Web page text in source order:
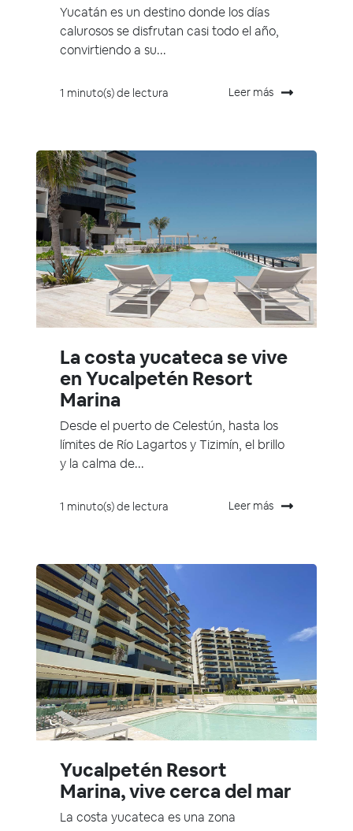
Yucatán es un destino donde los días
calurosos se disfrutan casi todo el año,
convirtiendo a su...
1 minuto(s) de lectura Leer más
La costa yucateca se vive
en Yucalpetén Resort
Marina
Desde el puerto de Celestún, hasta los
límites de Río Lagartos y Tizimín, el brillo
y la calma de...
1 minuto(s) de lectura Leer más
Yucalpetén Resort
Marina, vive cerca del mar
La costa yucateca es una zona